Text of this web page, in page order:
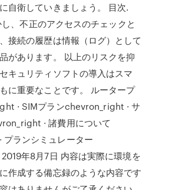
自衛していきましょう。 目次.
、不正のアクセスのチェックと
接続の履歴は情報（ログ）として
があります。 以上のリスクを抑
キュリティソフトの導入はスマ
に重要なことです。 ルータープ
· SIMプランchevron_right · サ
· 諸費用について
ランシミュレーター
年8月7日 内容は実際に環境を
作成する備忘録のような内容です